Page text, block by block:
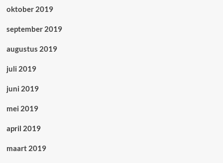
oktober 2019
september 2019
augustus 2019
juli 2019
juni 2019
mei 2019
april 2019
maart 2019